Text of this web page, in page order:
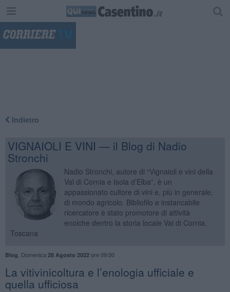
Indietro
VIGNAIOLI E VINI — il Blog di Nadio
Stronchi
Nadio Stronchi, autore di “Vignaioli e vini della
Val di Cornia e Isola d’Elba”, è un
appassionato cultore di vini e, più in generale,
di mondo agricolo. Bibliofilo e instancabile
ricercatore è stato promotore di attività
enoiche dentro la storia locale Val di Cornia,
Toscana
Blog Domenica 28 Agosto 2022ore 09:00
​La vitivinicoltura e l’enologia ufficiale e
quella ufficiosa